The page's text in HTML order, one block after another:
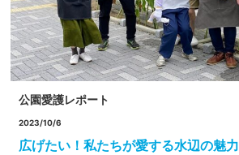
公園愛護レポート
2023/10/6
広げたい！私たちが愛する水辺の魅力